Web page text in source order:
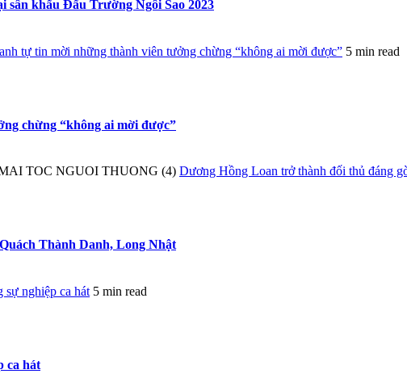
sân khấu Đấu Trường Ngôi Sao 2023
tự tin mời những thành viên tưởng chừng “không ai mời được” 5 min read
chừng “không ai mời được”
Dương Hồng Loan trở thành đối thủ đáng
Thành Danh, Long Nhật
sự nghiệp ca hát 5 min read
ca hát